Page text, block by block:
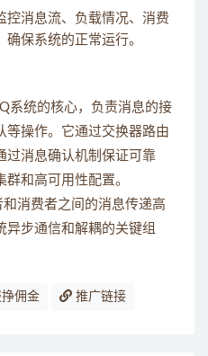
控消息流、负载情况、消费
保系统的正常运行。
系统的核心，负责消息的接
等操作。它通过交换器路由
过消息确认机制保证可靠
和高可用性配置。
消费者之间的消息传递高
异步通信和解耦的关键组
佣金 推广链接